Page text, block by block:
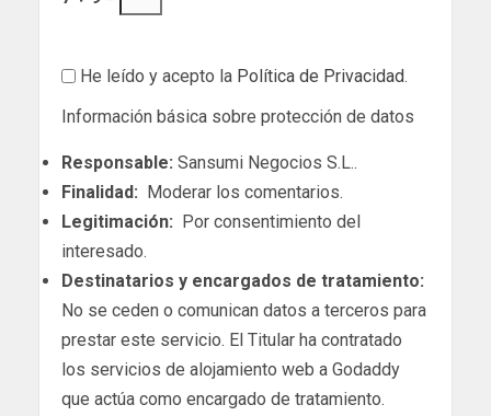
He leído y acepto la Política de Privacidad.
Información básica sobre protección de datos
Responsable: Sansumi Negocios S.L..
Finalidad: Moderar los comentarios.
Legitimación: Por consentimiento del
interesado.
Destinatarios y encargados de tratamiento:
No se ceden o comunican datos a terceros para
prestar este servicio. El Titular ha contratado
los servicios de alojamiento web a Godaddy
que actúa como encargado de tratamiento.